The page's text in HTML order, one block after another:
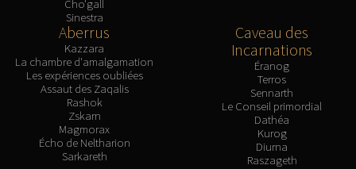
Cho'gall
Sinestra
Aberrus
Kazzara
La chambre d'amalgamation
Les expériences oubliées
Assaut des Zaqalis
Rashok
Zskarn
Magmorax
Écho de Neltharion
Sarkareth
Caveau des
Incarnations
Éranog
Terros
Sennarth
Le Conseil primordial
Dathéa
Kurog
Diurna
Raszageth